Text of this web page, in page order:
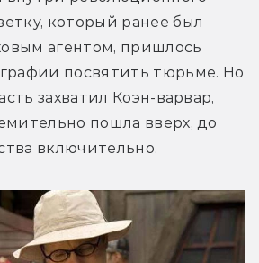
который ранее был
агентом, пришлось
посвятить тюрьме. Но
захватил Коэн-варвар,
пошла вверх, до
включительно.